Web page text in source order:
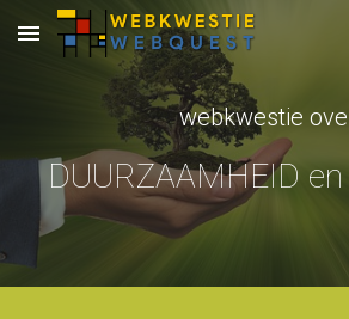
Skip to main content
webkwestie
DUURZAAMHEID